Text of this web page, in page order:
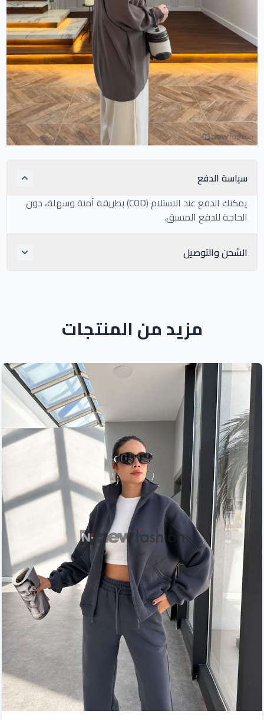
سياسة الدفع
يمكنك الدفع عند الاستلام (COD) بطريقة آمنة وسهلة، دون
الحاجة للدفع المسبق.
الشحن والتوصيل
مزيد من المنتجات